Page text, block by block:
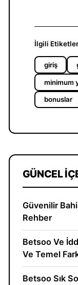
İlgili
giriş
minimum
bonuslar
GÜNCEL
Güvenilir
Rehber
Betsoo Ve
Ve Temel
Betsoo Sık